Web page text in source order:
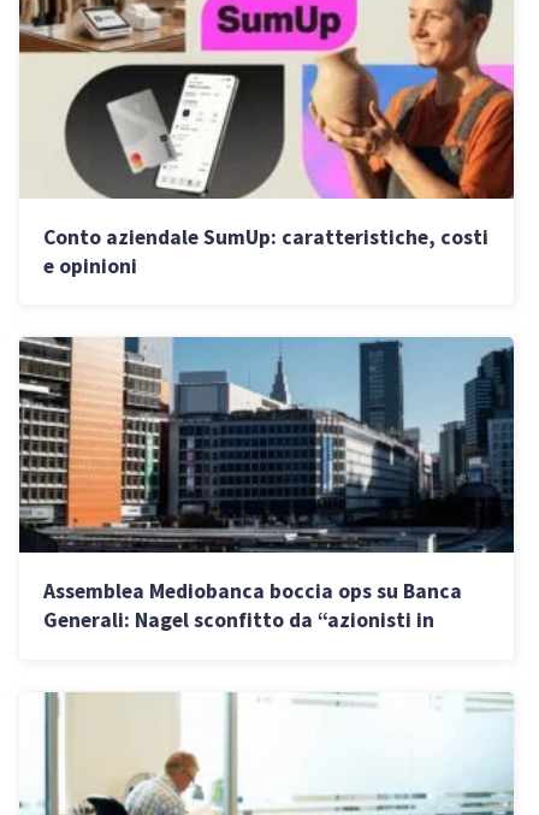
Conto aziendale SumUp: caratteristiche, costi
e opinioni
Assemblea Mediobanca boccia ops su Banca
Generali: Nagel sconfitto da “azionisti in